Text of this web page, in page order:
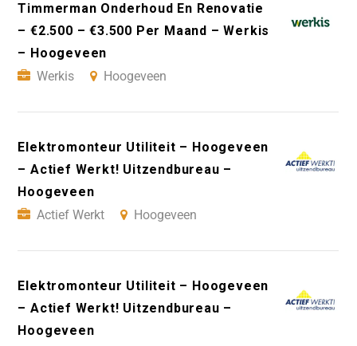
Timmerman Onderhoud En Renovatie
– €2.500 – €3.500 Per Maand – Werkis
– Hoogeveen
Werkis
Hoogeveen
Elektromonteur Utiliteit – Hoogeveen
– Actief Werkt! Uitzendbureau –
Hoogeveen
Actief Werkt
Hoogeveen
Elektromonteur Utiliteit – Hoogeveen
– Actief Werkt! Uitzendbureau –
Hoogeveen